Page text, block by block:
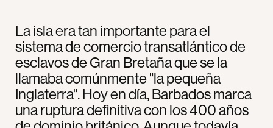
La isla era tan importante para el
sistema de comercio transatlántico de
esclavos de Gran Bretaña que se la
llamaba comúnmente "la pequeña
Inglaterra". Hoy en día, Barbados marca
una ruptura definitiva con los 400 años